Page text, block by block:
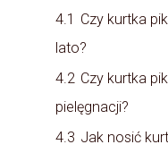
4.1 Czy kurtka
lato?
4.2 Czy kurtka
pielęgnacji?
4.3 Jak nosić